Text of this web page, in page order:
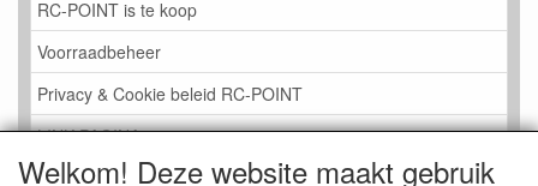
RC-POINT is te koop
Voorraadbeheer
Privacy & Cookie beleid RC-POINT
LINK PAGINA
Gastenboek RC-POINT
Welkom! Deze website maakt gebruik